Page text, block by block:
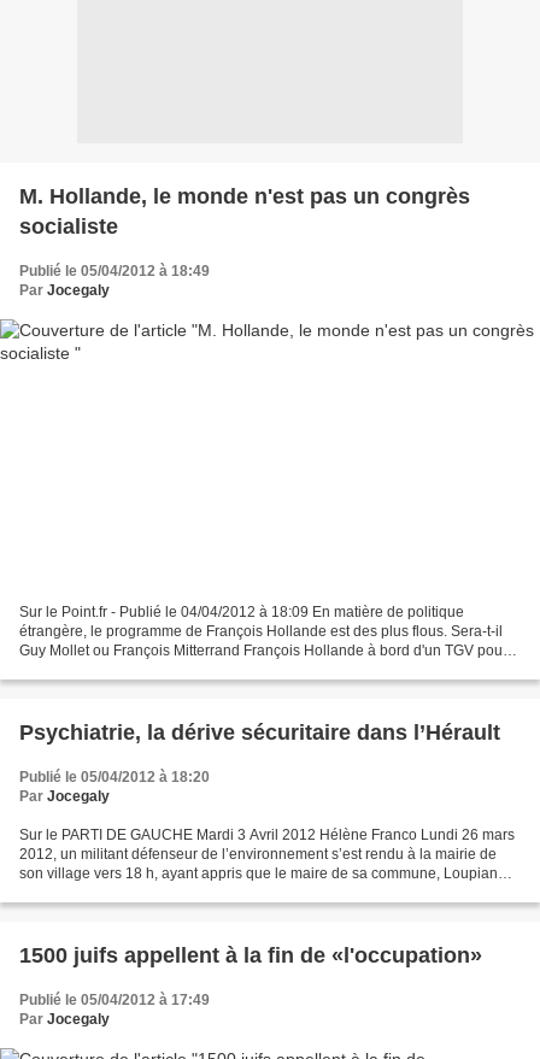
M. Hollande, le monde n'est pas un congrès
socialiste
Publié le 05/04/2012 à 18:49
Par Jocegaly
Sur le Point.fr - Publié le 04/04/2012 à 18:09 En matière de politique
étrangère, le programme de François Hollande est des plus flous. Sera-t-il
Guy Mollet ou François Mitterrand François Hollande à bord d'un TGV pour
Psychiatrie, la dérive sécuritaire dans l’Hérault
Publié le 05/04/2012 à 18:20
Par Jocegaly
Sur le PARTI DE GAUCHE Mardi 3 Avril 2012 Hélène Franco Lundi 26 mars
2012, un militant défenseur de l’environnement s’est rendu à la mairie de
son village vers 18 h, ayant appris que le maire de sa commune, Loupian
1500 juifs appellent à la fin de «l'occupation»
Publié le 05/04/2012 à 17:49
Par Jocegaly